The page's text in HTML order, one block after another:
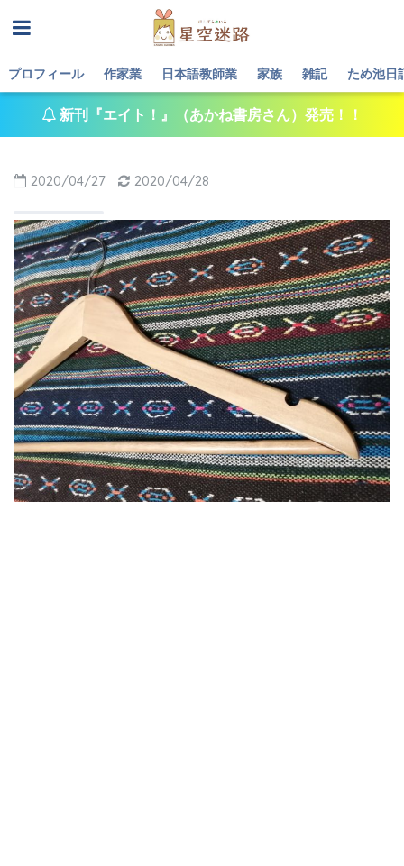
プロフィール 作家業 日本語教師業 家族 雑記 ため池日
新刊『エイト！』（あかね書房さん）発売！！
2020/04/27 2020/04/28